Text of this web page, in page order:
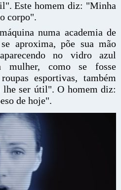
Este homem diz: "Minha
corpo".
numa academia de
aproxima, põe sua mão
no vidro azul
mulher, como se fosse
esportivas, também
lhe ser útil". O homem diz:
de hoje".